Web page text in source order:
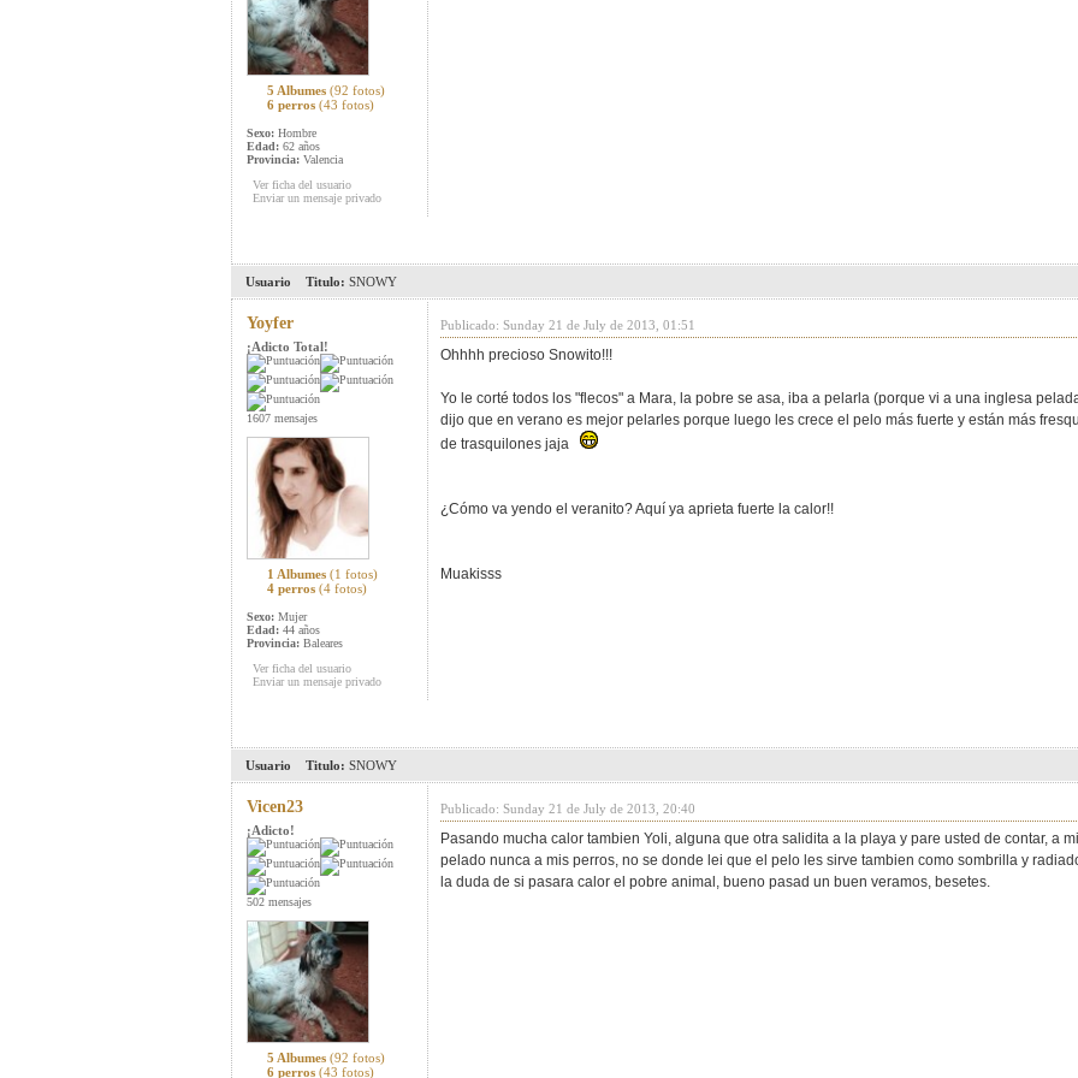
5 Albumes (92 fotos)
6 perros (43 fotos)
Sexo: Hombre
Edad: 62 años
Provincia: Valencia
Ver ficha del usuario
Enviar un mensaje privado
Usuario Titulo: SNOWY
Yoyfer
¡Adicto Total!
1607 mensajes
1 Albumes (1 fotos)
4 perros (4 fotos)
Sexo: Mujer
Edad: 44 años
Provincia: Baleares
Ver ficha del usuario
Enviar un mensaje privado
Publicado: Sunday 21 de July de 2013, 01:51
Ohhhh precioso Snowito!!!
Yo le corté todos los "flecos" a Mara, la pobre se asa, iba a pelarla (porque vi a una inglesa
dijo que en verano es mejor pelarles porque luego les crece el pelo más fuerte y están más
de trasquilones jaja
¿Cómo va yendo el veranito? Aquí ya aprieta fuerte la calor!!
Muakisss
Usuario Titulo: SNOWY
Vicen23
¡Adicto!
502 mensajes
5 Albumes (92 fotos)
6 perros (43 fotos)
Publicado: Sunday 21 de July de 2013, 20:40
Pasando mucha calor tambien Yoli, alguna que otra salidita a la playa y pare usted de contar, a
pelado nunca a mis perros, no se donde lei que el pelo les sirve tambien como sombrilla y
la duda de si pasara calor el pobre animal, bueno pasad un buen veramos, besetes.